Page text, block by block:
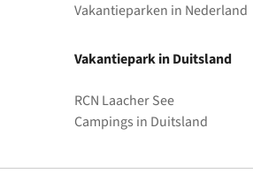
Vakantieparken in Nederland
Vakantiepark in Duitsland
RCN Laacher See
Campings in Duitsland